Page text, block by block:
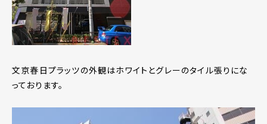
文京春日プラッツの外観はホワイトとグレーのタイル張りにな
っております。